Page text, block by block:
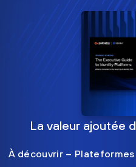
La valeur ajoutée
À découvrir –